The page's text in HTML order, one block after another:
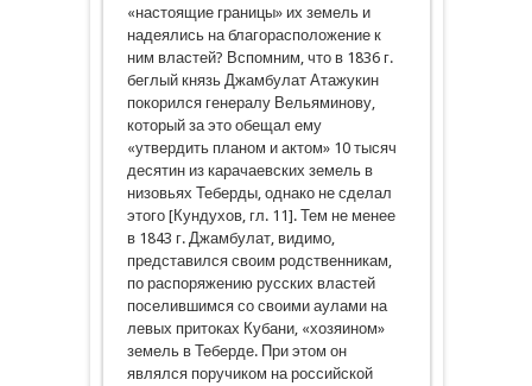
«настоящие границы» их земель и
надеялись на благорасположение к
ним властей? Вспомним, что в 1836 г.
беглый князь Джамбулат Атажукин
покорился генералу Вельяминову,
который за это обещал ему
«утвердить планом и актом» 10 тысяч
десятин из карачаевских земель в
низовьях Теберды, однако не сделал
этого [Кундухов, гл. 11]. Тем не менее
в 1843 г. Джамбулат, видимо,
представился своим родственникам,
по распоряжению русских властей
поселившимся со своими аулами на
левых притоках Кубани, «хозяином»
земель в Теберде. При этом он
являлся поручиком на российской